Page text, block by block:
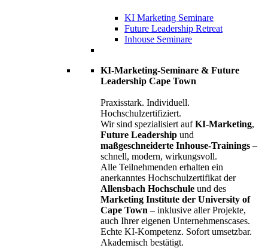
KI Marketing Seminare
Future Leadership Retreat
Inhouse Seminare
KI-Marketing-Seminare & Future
Leadership Cape Town
Praxisstark. Individuell.
Hochschulzertifiziert.
Wir sind spezialisiert aufKI-Marketing,
Future Leadership und
maßgeschneiderte Inhouse-Trainings –
schnell, modern, wirkungsvoll.
Alle Teilnehmenden erhalten ein
anerkanntes Hochschulzertifikat der
Allensbach Hochschule und des
Marketing Institute der University of
Cape Town – inklusive aller Projekte,
auch Ihrer eigenen Unternehmenscases.
Echte KI-Kompetenz. Sofort umsetzbar.
Akademisch bestätigt.